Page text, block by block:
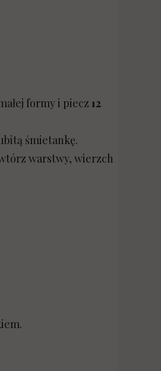
formy i piecz 12
śmietankę.
warstwy, wierzch